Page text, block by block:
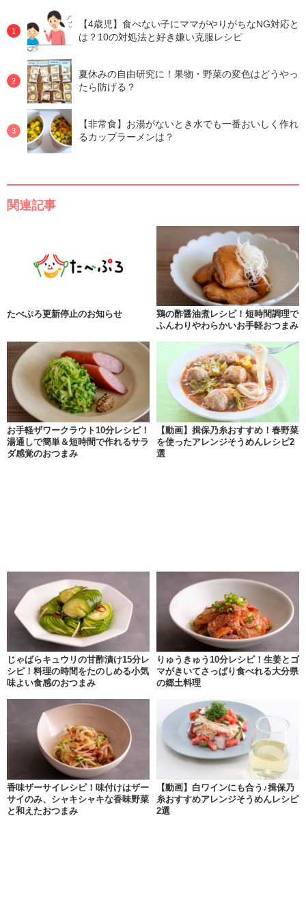
【4歳児】食べない子にママがやりがちなNG対応と
は？10の対処法と好き嫌い克服レシピ
夏休みの自由研究に！果物・野菜の変色はどうやっ
たら防げる？
【非常食】お湯がないとき水でも一番おいしく作れ
るカップラーメンは？
関連記事
たべぷろ更新停止のお知らせ
鶏の酢醤油煮レシピ！短時間調理で
ふんわりやわらかいお手軽おつまみ
お手軽ザワークラウト10分レシピ！
湯通しで簡単＆短時間で作れるサラ
ダ感覚のおつまみ
【動画】揖保乃糸おすすめ！春野菜
を使ったアレンジそうめんレシピ2
選
じゃばらキュウリの甘酢漬け15分レ
シピ！料理の時間をたのしめる小気
味よい食感のおつまみ
りゅうきゅう10分レシピ！生姜とゴ
マがきいてさっぱり食べれる大分県
の郷土料理
香味ザーサイレシピ！味付けはザー
サイのみ、シャキシャキな香味野菜
と和えたおつまみ
【動画】白ワインにも合う♪揖保乃
糸おすすめアレンジそうめんレシピ
2選